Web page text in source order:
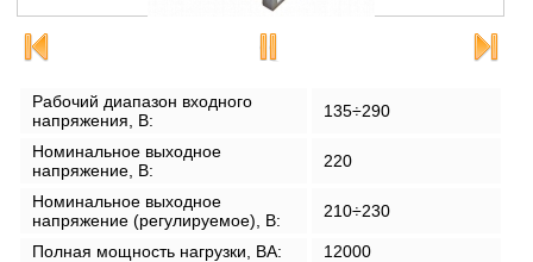
Рабочий диапазон входного
напряжения, В:
135÷290
Номинальное выходное
напряжение, В:
220
Номинальное выходное
напряжение (регулируемое), В:
210÷230
Полная мощность нагрузки, ВА:
12000